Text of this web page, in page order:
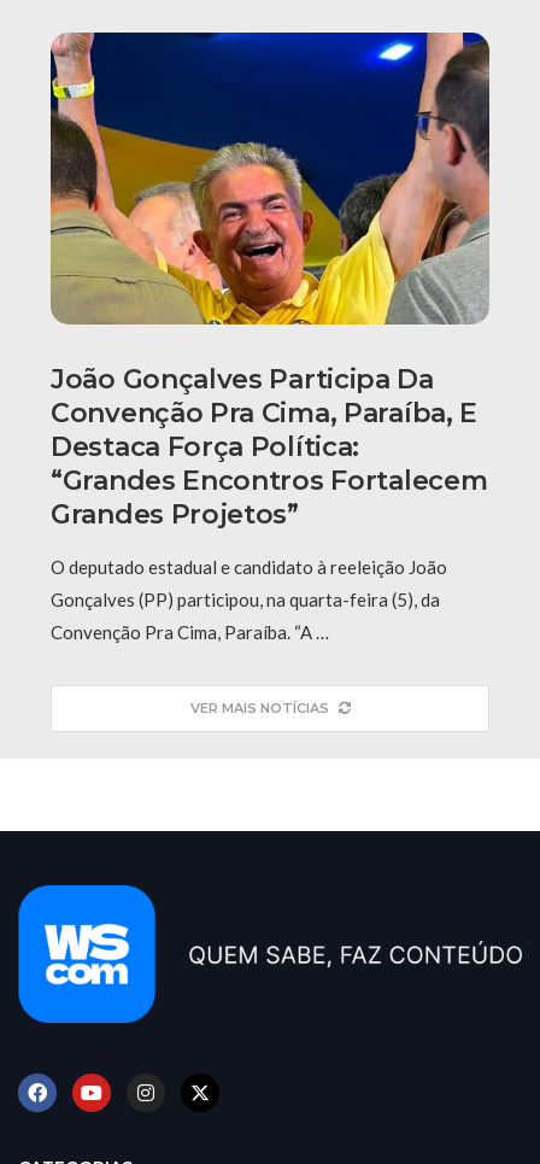
João Gonçalves Participa Da
Convenção Pra Cima, Paraíba, E
Destaca Força Política:
“grandes Encontros Fortalecem
Grandes Projetos”
O deputado estadual e candidato à reeleição João
Gonçalves (PP) participou, na quarta-feira (5), da
Convenção Pra Cima, Paraíba. “A …
VER MAIS NOTÍCIAS